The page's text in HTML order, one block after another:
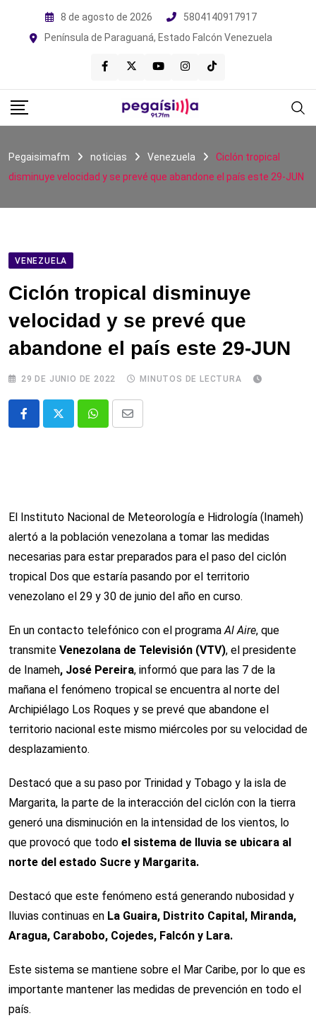
8 de agosto de 2026
5804140917917
Península de Paraguaná, Estado Falcón Venezuela
Pegaisimafm noticias Venezuela
Ciclón tropical
disminuye velocidad y se prevé que abandone el país este 29-JUN
VENEZUELA
Ciclón tropical disminuye
velocidad y se prevé que
abandone el país este 29-JUN
29 DE JUNIO DE 2022 MINUTOS DE LECTURA
WhatsappComparte
El Instituto Nacional de Meteorología e Hidrología (Inameh)
alertó a la población venezolana a tomar las medidas
necesarias para estar preparados para el paso del ciclón
tropical Dos que estaría pasando por el territorio
venezolano el 29 y 30 de junio del año en curso.
En un contacto telefónico con el programaAl Aire, que
transmite Venezolana de Televisión (VTV), el presidente
de Inameh, José Pereira, informó que para las 7 de la
mañana el fenómeno tropical se encuentra al norte del
Archipiélago Los Roques y se prevé que abandone el
territorio nacional este mismo miércoles por su velocidad de
desplazamiento.
Destacó que a su paso por Trinidad y Tobago y la isla de
Margarita, la parte de la interacción del ciclón con la tierra
generó una disminución en la intensidad de los vientos, lo
que provocó que todo el sistema de lluvia se ubicara al
norte del estado Sucre y Margarita.
Destacó que este fenómeno está generando nubosidad y
lluvias continuas en La Guaira, Distrito Capital, Miranda,
Aragua, Carabobo, Cojedes, Falcón y Lara.
Este sistema se mantiene sobre el Mar Caribe, por lo que es
importante mantener las medidas de prevención en todo el
país.